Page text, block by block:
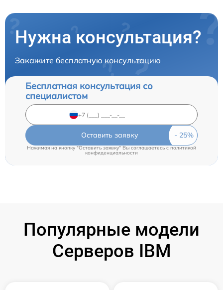
Нужна консультация?
Закажите бесплатную консультацию
Бесплатная консультация со
специалистом
Оставить заявку
Нажимая на кнопку "Оставить заявку" Вы соглашаетесь c политикой
конфиденциальности
Популярные модели
Серверов IBM